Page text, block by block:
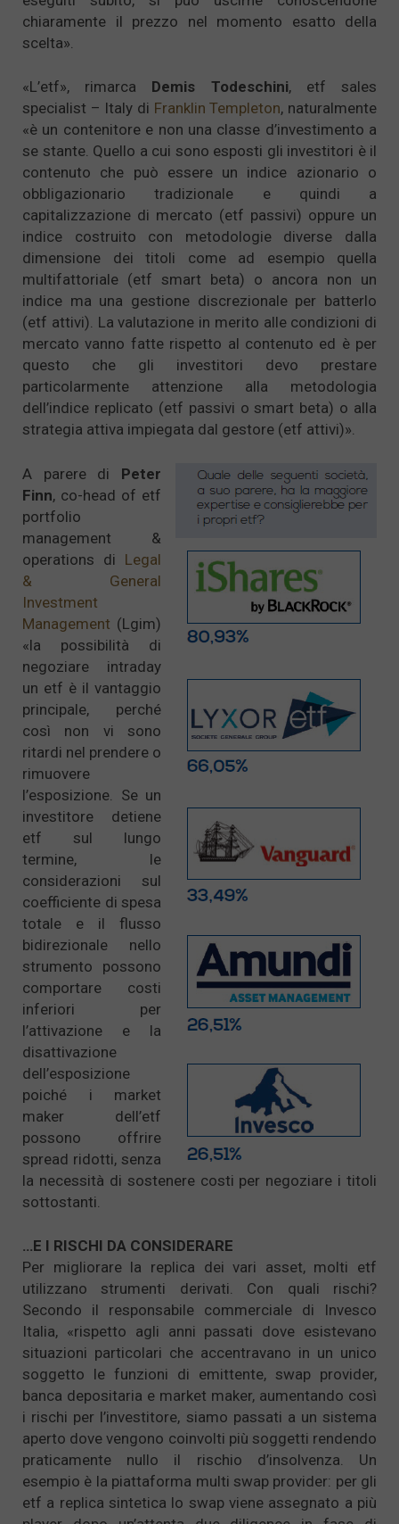
chiaramente il prezzo nel momento esatto della
scelta».
«L’etf», rimarca Demis Todeschini, etf sales
specialist – Italy di Franklin Templeton, naturalmente
«è un contenitore e non una classe d’investimento a
se stante. Quello a cui sono esposti gli investitori è il
contenuto che può essere un indice azionario o
obbligazionario tradizionale e quindi a
capitalizzazione di mercato (etf passivi) oppure un
indice costruito con metodologie diverse dalla
dimensione dei titoli come ad esempio quella
multifattoriale (etf smart beta) o ancora non un
indice ma una gestione discrezionale per batterlo
(etf attivi). La valutazione in merito alle condizioni di
mercato vanno fatte rispetto al contenuto ed è per
questo che gli investitori devo prestare
particolarmente attenzione alla metodologia
dell’indice replicato (etf passivi o smart beta) o alla
strategia attiva impiegata dal gestore (etf attivi)».
A parere di Peter
Finn, co-head of etf
portfolio
management &
operations di Legal
& General
Investment
Management (Lgim)
«la possibilità di
negoziare intraday
un etf è il vantaggio
principale, perché
così non vi sono
ritardi nel prendere o
rimuovere
l’esposizione. Se un
investitore detiene
etf sul lungo
termine, le
considerazioni sul
coefficiente di spesa
totale e il flusso
bidirezionale nello
strumento possono
comportare costi
inferiori per
l’attivazione e la
disattivazione
dell’esposizione
poiché i market
maker dell’etf
possono offrire
spread ridotti, senza
la necessità di sostenere costi per negoziare i titoli
sottostanti.
…E I RISCHI DA CONSIDERARE
Per migliorare la replica dei vari asset, molti etf
utilizzano strumenti derivati. Con quali rischi?
Secondo il responsabile commerciale di Invesco
Italia, «rispetto agli anni passati dove esistevano
situazioni particolari che accentravano in un unico
soggetto le funzioni di emittente, swap provider,
banca depositaria e market maker, aumentando così
i rischi per l’investitore, siamo passati a un sistema
aperto dove vengono coinvolti più soggetti rendendo
praticamente nullo il rischio d’insolvenza. Un
esempio è la piattaforma multi swap provider: per gli
etf a replica sintetica lo swap viene assegnato a più